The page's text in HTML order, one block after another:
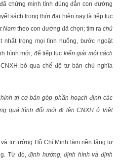
chứng minh tính đúng đắn con đường
sách trong thời đại hiện nay là tiếp tục
Nam theo con đường đã chọn; tìm ra chủ
nhất trong mọi tình huống, bước ngoặt
hình mới; để tiếp tục kiến giải một cách
bỏ qua chế độ tư bản chủ nghĩa
trị cơ bản góp phần hoạch định các
quá trình đổi mới đi lên CNXH ở Việt
tư tưởng Hồ Chí Minh làm nền tảng tư
Từ đó,định hướng, định hình và định